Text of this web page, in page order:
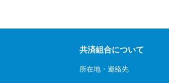
共済組合について
所在地・連絡先